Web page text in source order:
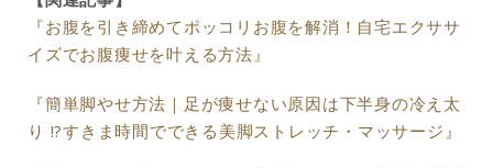
『お腹を引き締めてポッコリお腹を解消！自宅エクササ
イズでお腹痩せを叶える方法』
『簡単脚やせ方法｜足が痩せない原因は下半身の冷え太
り !?すきま時間でできる美脚ストレッチ・マッサージ』